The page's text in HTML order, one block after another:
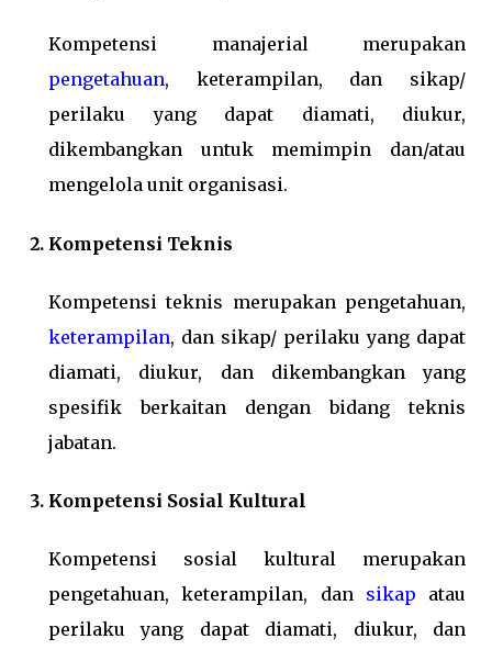
Kompetensi manajerial merupakan
pengetahuan, keterampilan, dan sikap/
perilaku yang dapat diamati, diukur,
dikembangkan untuk memimpin dan/atau
mengelola unit organisasi.
Kompetensi Teknis
Kompetensi teknis merupakan pengetahuan,
keterampilan, dan sikap/ perilaku yang dapat
diamati, diukur, dan dikembangkan yang
spesifik berkaitan dengan bidang teknis
jabatan.
Kompetensi Sosial Kultural
Kompetensi sosial kultural merupakan
pengetahuan, keterampilan, dan sikap atau
perilaku yang dapat diamati, diukur, dan